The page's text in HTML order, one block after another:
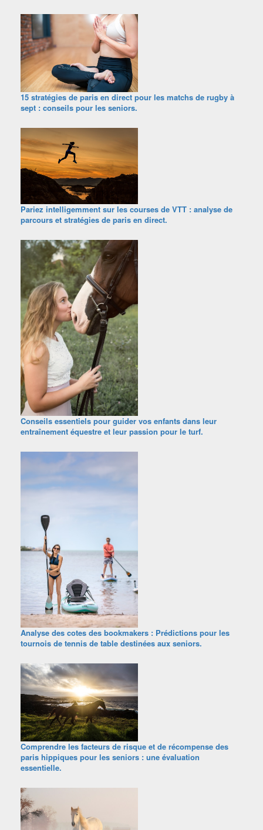
15 stratégies de paris en direct pour les matchs de rugby à
sept : conseils pour les seniors.
Pariez intelligemment sur les courses de VTT : analyse de
parcours et stratégies de paris en direct.
Conseils essentiels pour guider vos enfants dans leur
entraînement équestre et leur passion pour le turf.
Analyse des cotes des bookmakers : Prédictions pour les
tournois de tennis de table destinées aux seniors.
Comprendre les facteurs de risque et de récompense des
paris hippiques pour les seniors : une évaluation
essentielle.